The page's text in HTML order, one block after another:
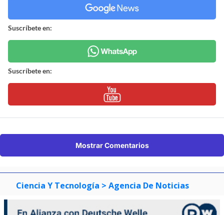
Suscríbete en:
Suscríbete en:
Mostrar Comentarios
Ciencia Y Tecnología > Agencia De Noticias